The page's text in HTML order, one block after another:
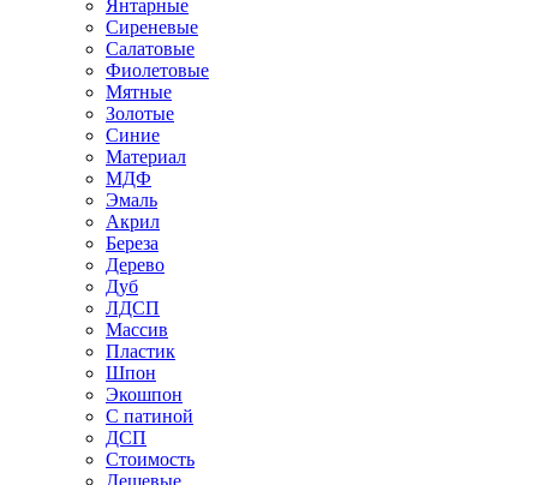
Янтарные
Сиреневые
Салатовые
Фиолетовые
Мятные
Золотые
Синие
Материал
МДФ
Эмаль
Акрил
Береза
Дерево
Дуб
ЛДСП
Массив
Пластик
Шпон
Экошпон
С патиной
ДСП
Стоимость
Дешевые